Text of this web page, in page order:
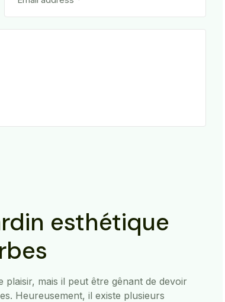
esthétique
plaisir, mais il peut être gênant de devoir
Heureusement, il existe plusieurs